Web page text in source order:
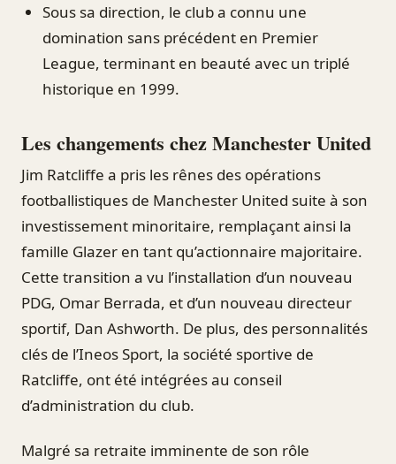
Sous sa direction, le club a connu une
domination sans précédent en Premier
League, terminant en beauté avec un triplé
historique en 1999.
Les changements chez Manchester United
Jim Ratcliffe a pris les rênes des opérations
footballistiques de Manchester United suite à son
investissement minoritaire, remplaçant ainsi la
famille Glazer en tant qu’actionnaire majoritaire.
Cette transition a vu l’installation d’un nouveau
PDG, Omar Berrada, et d’un nouveau directeur
sportif, Dan Ashworth. De plus, des personnalités
clés de l’Ineos Sport, la société sportive de
Ratcliffe, ont été intégrées au conseil
d’administration du club.
Malgré sa retraite imminente de son rôle